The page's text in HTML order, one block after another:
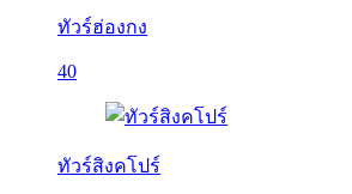
ทัวร์ฮ่องกง
40
ทัวร์สิงคโปร์